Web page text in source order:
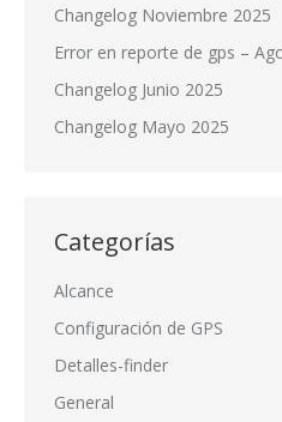
Changelog Noviembre 2025
Error en reporte de gps –
Changelog Junio 2025
Changelog Mayo 2025
Categorías
Alcance
Configuración de GPS
Detalles-finder
General